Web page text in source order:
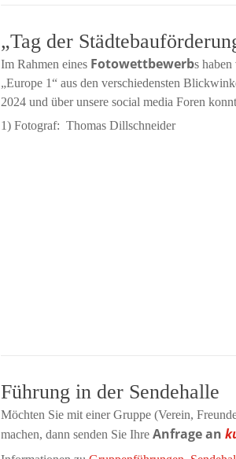
„Tag der
Im Rahmen eines Fotowettbewerbs
„Europe 1“ aus den verschiedensten
2024 und über unsere social media Foren
1) Fotograf: Thomas Dillschneider
Führung in der Sendehalle
Möchten Sie mit einer Gruppe (Verein,
machen, dann senden Sie Ihre Anfrage an